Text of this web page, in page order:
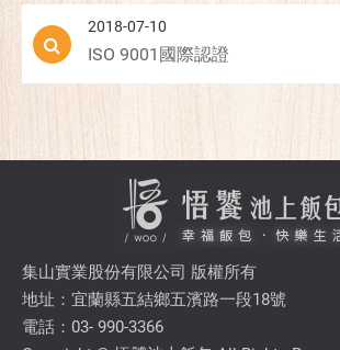
2018-07-10
ISO 9001國際認證
集山實業股份有限公司 版權所有
地址：宜蘭縣五結鄉五濱路一段18號
電話：03- 990-3366